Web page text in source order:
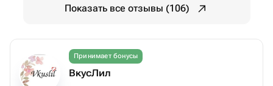
Показать все отзывы (106)
Принимает бонусы
ВкусЛил